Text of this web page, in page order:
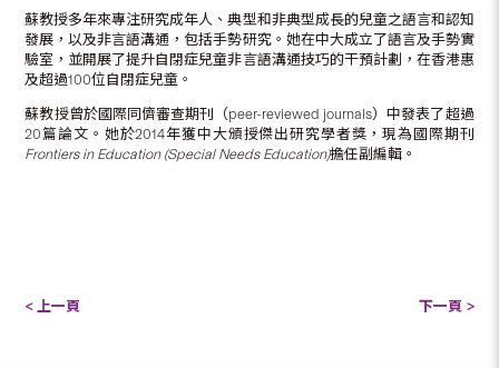
蘇教授多年來專注研究成年人、典型和非典型成長的兒童之語言和認知
發展，以及非言語溝通，包括手勢研究。她在中大成立了語言及手勢實
驗室，並開展了提升自閉症兒童非言語溝通技巧的干預計劃，在香港惠
及超過100位自閉症兒童。
蘇教授曾於國際同儕審查期刊（peer-reviewed journals）中發表了超過
20篇論文。她於2014年獲中大頒授傑出研究學者獎，現為國際期刊
Frontiers in Education (Special Needs Education)擔任副編輯。
< 上一頁 下一頁 >